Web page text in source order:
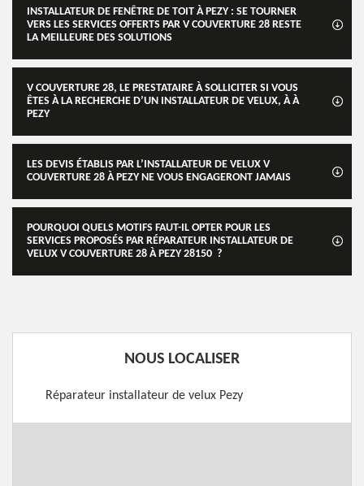
INSTALLATEUR DE FENÊTRE DE TOIT À PEZY : SE TOURNER
VERS LES SERVICES OFFERTS PAR V COUVERTURE 28 RESTE
LA MEILLEURE DES SOLUTIONS
V COUVERTURE 28, LE PRESTATAIRE À SOLLICITER SI VOUS
ÊTES À LA RECHERCHE D’UN INSTALLATEUR DE VELUX, À À
PEZY
LES DEVIS ÉTABLIS PAR L’INSTALLATEUR DE VELUX V
COUVERTURE 28 À PEZY NE VOUS ENGAGERONT JAMAIS
POURQUOI QUELS MOTIFS FAUT-IL OPTER POUR LES
SERVICES PROPOSÉS PAR RÉPARATEUR INSTALLATEUR DE
VELUX V COUVERTURE 28 À PEZY 28150 ?
NOUS LOCALISER
Réparateur installateur de velux Pezy